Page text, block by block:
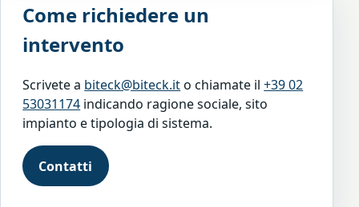
Come richiedere un
intervento
Scrivete a biteck@biteck.ito chiamate il+39 02
53031174 indicando ragione sociale, sito
impianto e tipologia di sistema.
Contatti